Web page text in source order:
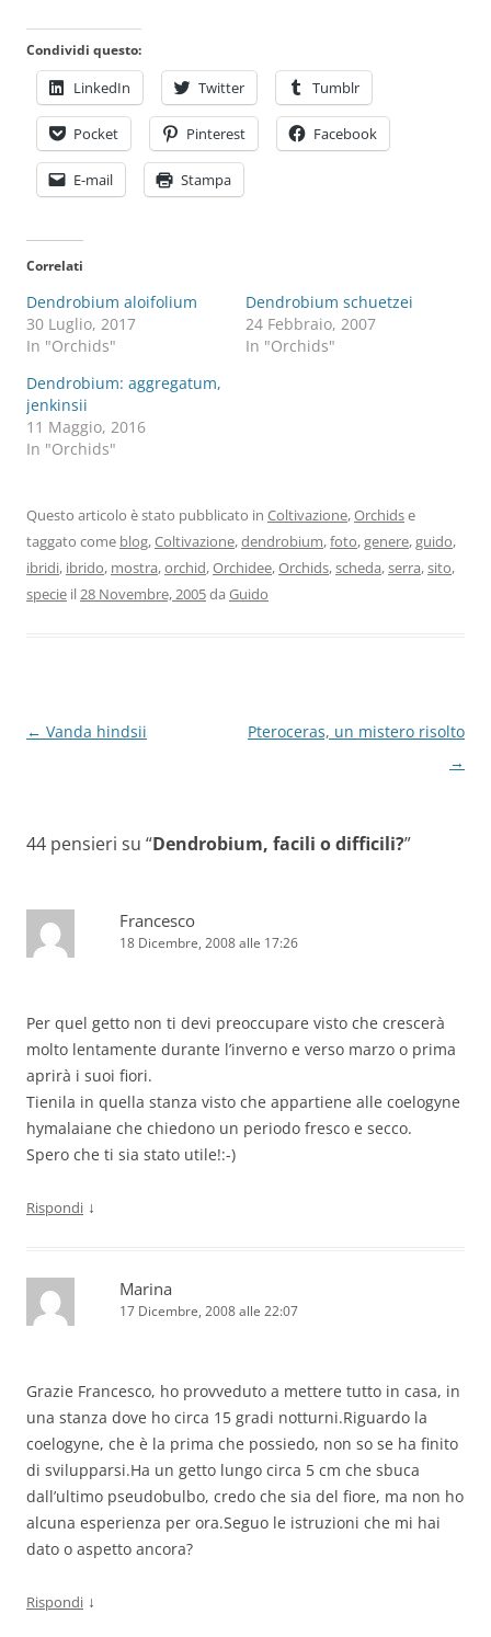
Condividi questo:
LinkedIn Twitter Tumblr
Pocket Pinterest Facebook
E-mail Stampa
Correlati
Dendrobium aloifolium
30 Luglio, 2017
In "Orchids"
Dendrobium schuetzei
24 Febbraio, 2007
In "Orchids"
Dendrobium: aggregatum,
jenkinsii
11 Maggio, 2016
In "Orchids"
Questo articolo è stato pubblicato in Coltivazione,Orchidse
taggato come blog,Coltivazione,dendrobium,foto,genere,guido,
ibridi, ibrido, mostra,orchid,Orchidee,Orchids,scheda,serra,sito,
specie il 28 Novembre, 2005da Guido
Navigazione
← Vanda hindsii
Pteroceras, un mistero risolto
→
44 pensieri su “Dendrobium, facili o difficili?”
Francesco
18 Dicembre, 2008 alle 17:26
Per quel getto non ti devi preoccupare visto che crescerà
molto lentamente durante l’inverno e verso marzo o prima
aprirà i suoi fiori.
Tienila in quella stanza visto che appartiene alle coelogyne
hymalaiane che chiedono un periodo fresco e secco.
Spero che ti sia stato utile!:-)
Rispondi ↓
Marina
17 Dicembre, 2008 alle 22:07
Grazie Francesco, ho provveduto a mettere tutto in casa, in
una stanza dove ho circa 15 gradi notturni.Riguardo la
coelogyne, che è la prima che possiedo, non so se ha finito
di svilupparsi.Ha un getto lungo circa 5 cm che sbuca
dall’ultimo pseudobulbo, credo che sia del fiore, ma non ho
alcuna esperienza per ora.Seguo le istruzioni che mi hai
dato o aspetto ancora?
Rispondi ↓